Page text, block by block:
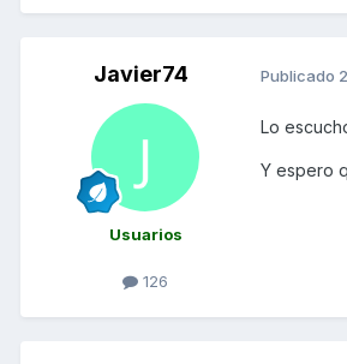
Javier74
Usuarios
126
Publicado
Lo
Y espero